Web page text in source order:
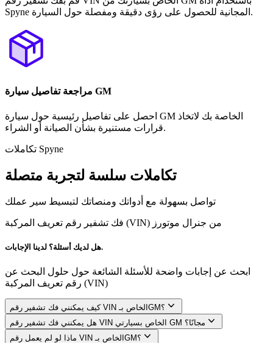
Spyne المجانية للحصول على رؤى دقيقة ومفصلة حول السيارة.
مراجعة تفاصيل سيارة GM
احصل على تفاصيل رئيسية حول سيارة GM الخاصة بك لاتخاذ
قرارات مستنيرة بشأن الصيانة أو الشراء.
تكاملات Spyne
تكاملات سلسة لتجربة متصلة
تواصل بسهولة مع أدواتك ومنصاتك لتبسيط سير عملك
فك تشفير رقم تعريف المركبة (VIN) من جنرال موتورز
هل لديك أسئلة؟ لدينا الإجابات.
ابحث عن إجابات واضحة للأسئلة الشائعة حول حلول البحث عن
رقم تعريف المركبة (VIN)
كيف يمكنني فك تشفير رقم VIN الخاص بـGM؟
هل يمكنني فك تشفير رقم VIN الخاص بسيارتي GM مجانًا؟
ماذا لو لم يعمل رقم VIN الخاص بـGM؟